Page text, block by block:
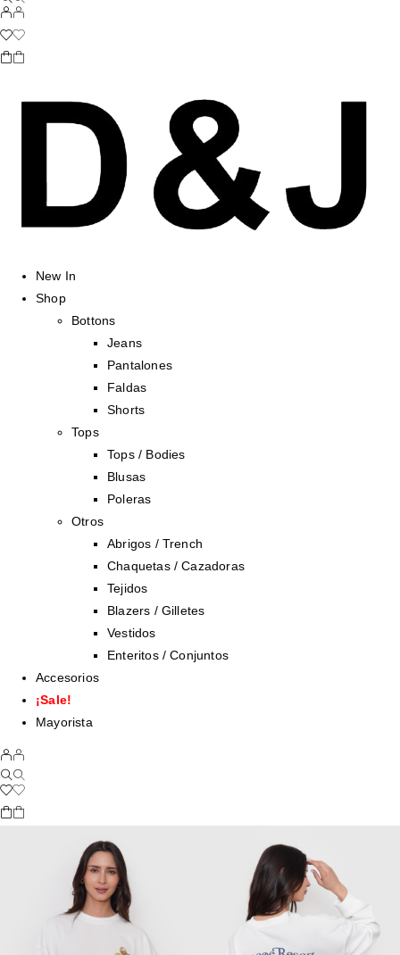
New In
Shop
Bottons
Jeans
Pantalones
Faldas
Shorts
Tops
Tops / Bodies
Blusas
Poleras
Otros
Abrigos / Trench
Chaquetas / Cazadoras
Tejidos
Blazers / Gilletes
Vestidos
Enteritos / Conjuntos
Accesorios
¡Sale!
Mayorista